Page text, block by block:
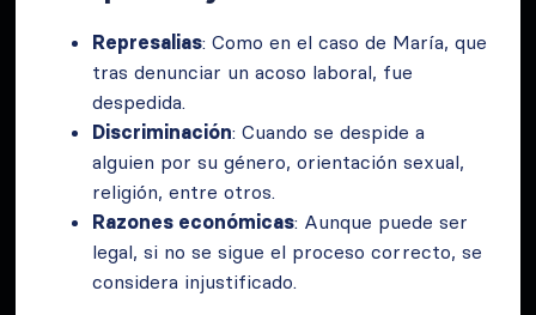
Represalias: Como en el caso de María, que
tras denunciar un acoso laboral, fue
despedida.
Discriminación: Cuando se despide a
alguien por su género, orientación sexual,
religión, entre otros.
Razones económicas: Aunque puede ser
legal, si no se sigue el proceso correcto, se
considera injustificado.